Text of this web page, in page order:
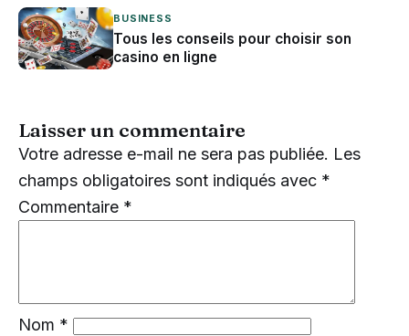
BUSINESS
Tous les conseils pour choisir son
casino en ligne
Laisser un commentaire
Votre adresse e-mail ne sera pas publiée. Les
champs obligatoires sont indiqués avec *
Commentaire *
Nom *